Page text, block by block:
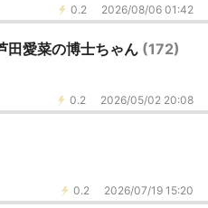
0.2 2026/08/06 01:42
田愛菜の博士ちゃん (172)
0.2 2026/05/02 20:08
0.2 2026/07/19 15:20